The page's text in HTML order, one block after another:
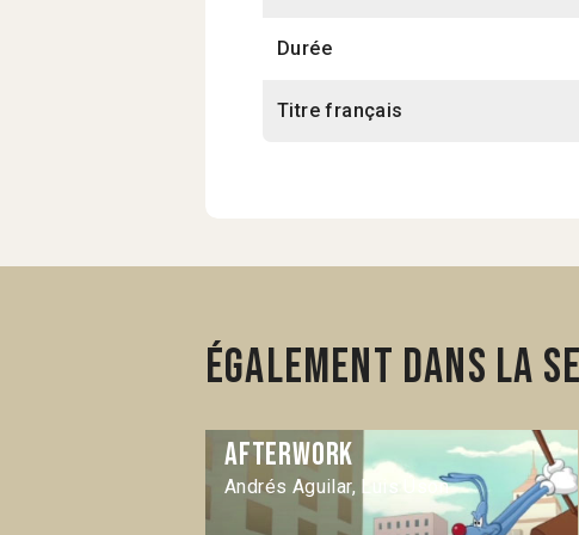
Durée
Titre français
Également dans la
Afterwork
Andrés Aguilar, Luis Úson